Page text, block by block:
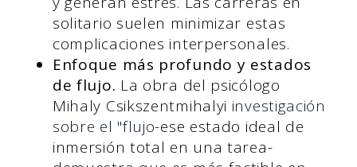
solitario suelen minimizar estas
complicaciones interpersonales.
Enfoque más profundo y estados
de flujo. La obra del psicólogo
Mihaly Csikszentmihalyi investigación
sobre el "flujo-ese estado ideal de
inmersión total en una tarea-